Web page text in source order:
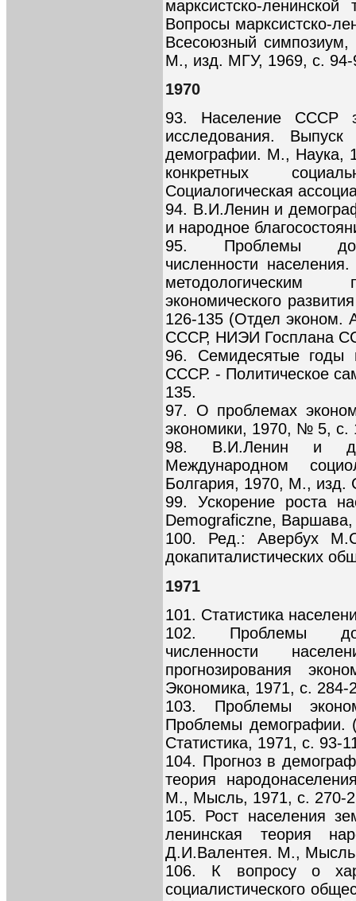
марксистско-
Вопросы марксистско-
Всесоюзный
М., изд. МГУ, 1969, с. 94-
1970
93. Население СССР
исследования.
демографии. М., Наука,
конкретных
Социалогическая
94. В.И.Ленин и
и народное
95. Проблемы
численности
методологическим
экономического
126-135 (Отдел
СССР, НИЭИ Госплана
96. Семидесятые годы
СССР. - Политическое
135.
97. О проблемах
экономики, 1970, № 5, с.
98. В.И.Ленин и
Международном
Болгария, 1970, М., изд.
99. Ускорение роста
Demograficzne,
100. Ред.: Авербух
докапиталистических
1971
101. Статистика
102. Проблемы
численности
прогнозирования
Экономика, 1971, с. 284-
103. Проблемы
Проблемы демографии.
Статистика, 1971, с. 93-
104. Прогноз в
теория
М., Мысль, 1971, с. 270-
105. Рост населения
ленинская теория
Д.И.Валентея. М.,
106. К вопросу о
социалистического